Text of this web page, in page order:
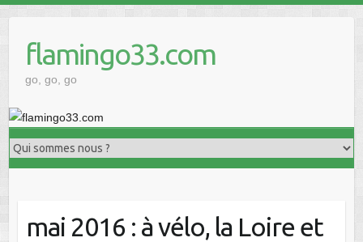
contentflamingo33.com
go, go, go
mai 2016 : à vélo, la Loire et